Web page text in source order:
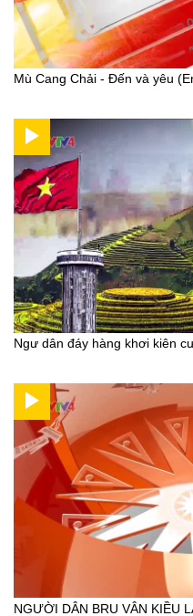
Mù Cang Chải - Đến và yêu
Ngư dân đáy hàng khơi kiên
NGƯỜI DÂN BRU VÂN KIỀU